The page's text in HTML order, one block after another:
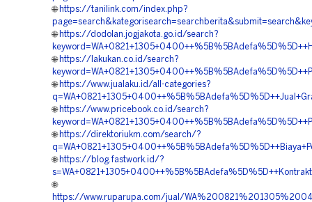
🌐 https://tanilink.com/index.php?
🌐 https://dodolan.jogjakota.go.id/search?
🌐 https://lakukan.co.id/search?
🌐 https://www.jualaku.id/all-categories?
🌐 https://www.pricebook.co.id/search?
🌐 https://direktoriukm.com/search/?
🌐 https://blog.fastwork.id/?
🌐
https://www.ruparupa.com/jual/